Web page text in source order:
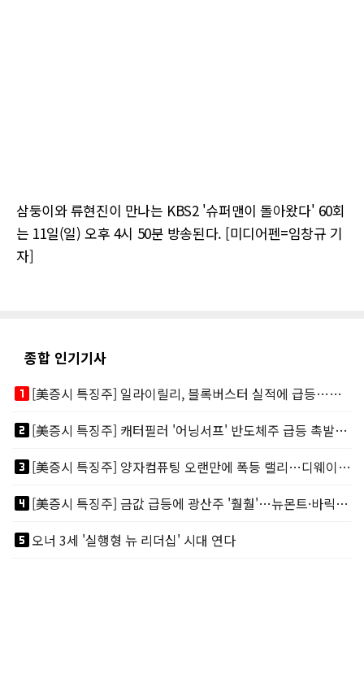
삼둥이와 류현진이 만나는 KBS2 '슈퍼맨이 돌아왔다' 60회
는 11일(일) 오후 4시 50분 방송된다. [미디어펜=임창규 기
자]
종합 인기기사
looks_one
[美증시 특징주] 일라이릴리, 블록버스터 실적에 급등…마운자로 매출 폭발
looks_two
[美증시 특징주] 캐터필러 '어닝서프' 반도체주 급등 촉발…"AI 데이터센터 건설 강력"
looks_3
[美증시 특징주] 양자컴퓨팅 오랜만에 폭등 랠리…디웨이브·아이온큐 주도
looks_4
[美증시 특징주] 금값 급등에 광산주 '훨훨'…뉴몬트·바릭마이닝 주도
looks_5오너 3세 '실행형 뉴 리더십' 시대 연다